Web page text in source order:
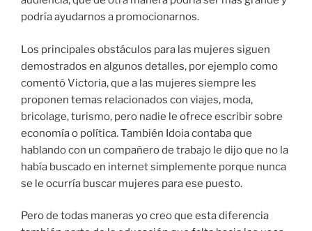
podría ayudarnos a promocionarnos.
Los principales obstáculos para las mujeres siguen
demostrados en algunos detalles, por ejemplo como
comentó Victoria, que a las mujeres siempre les
proponen temas relacionados con viajes, moda,
bricolage, turismo, pero nadie le ofrece escribir sobre
economía o política. También Idoia contaba que
hablando con un compañero de trabajo le dijo que no la
había buscado en internet simplemente porque nunca
se le ocurría buscar mujeres para ese puesto.
Pero de todas maneras yo creo que esta diferencia